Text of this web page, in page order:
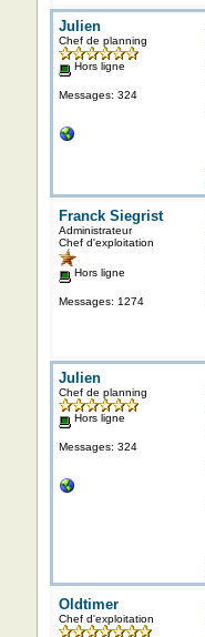
Julien
Chef de planning
Hors ligne
Messages: 324
Franck Siegrist
Administrateur
Chef d'exploitation
Hors ligne
Messages: 1274
Julien
Chef de planning
Hors ligne
Messages: 324
Oldtimer
Chef d'exploitation